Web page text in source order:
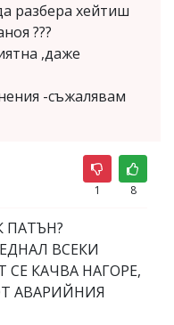
разбера хейтиш
???
,даже
-съжалявам
1 8
ВСЕКИ
КАЧВА НАГОРЕ,
АВАРИЙНИЯ